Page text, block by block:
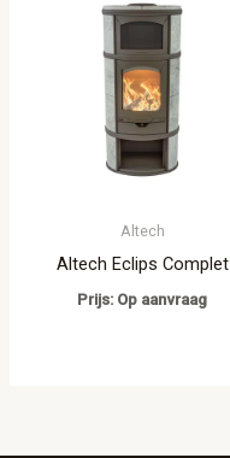
Altech
Altech Eclips Complet
Prijs: Op aanvraag